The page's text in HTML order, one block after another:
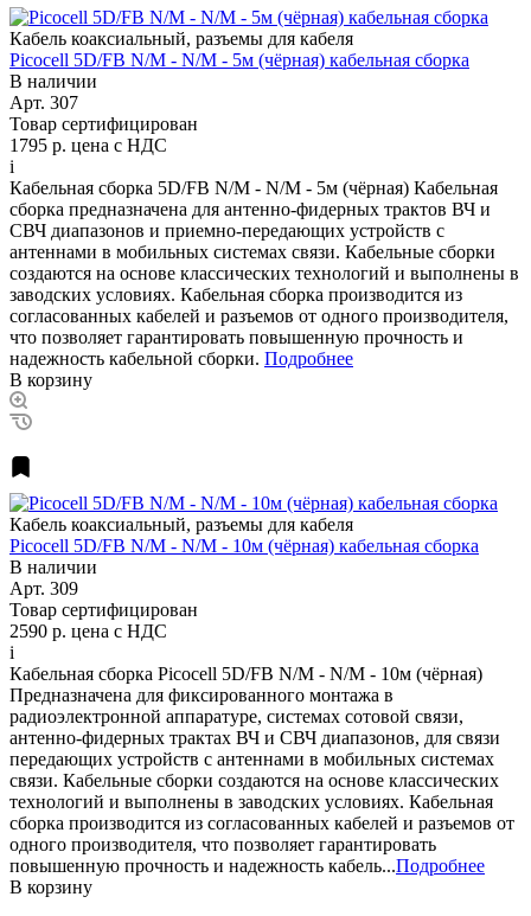
Кабель коаксиальный, разъемы для кабеля
Picocell 5D/FB N/M - N/M - 5м (чёрная) кабельная сборка
В наличии
Арт. 307
Товар сертифицирован
1795 р. цена с НДС
i
Кабельная сборка 5D/FB N/M - N/M - 5м (чёрная) Кабельная
сборка предназначена для антенно-фидерных трактов ВЧ и
СВЧ диапазонов и приемно-передающих устройств с
антеннами в мобильных системах связи. Кабельные сборки
создаются на основе классических технологий и выполнены в
заводских условиях. Кабельная сборка производится из
согласованных кабелей и разъемов от одного производителя,
что позволяет гарантировать повышенную прочность и
надежность кабельной сборки. Подробнее
В корзину
Кабель коаксиальный, разъемы для кабеля
Picocell 5D/FB N/M - N/M - 10м (чёрная) кабельная сборка
В наличии
Арт. 309
Товар сертифицирован
2590 р. цена с НДС
i
Кабельная сборка Picocell 5D/FB N/M - N/M - 10м (чёрная)
Предназначена для фиксированного монтажа в
радиоэлектронной аппаратуре, системах сотовой связи,
антенно-фидерных трактах ВЧ и СВЧ диапазонов, для связи
передающих устройств с антеннами в мобильных системах
связи. Кабельные сборки создаются на основе классических
технологий и выполнены в заводских условиях. Кабельная
сборка производится из согласованных кабелей и разъемов от
одного производителя, что позволяет гарантировать
повышенную прочность и надежность кабель...Подробнее
В корзину